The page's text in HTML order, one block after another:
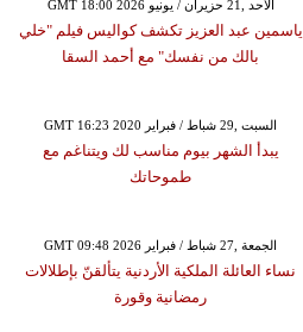
GMT 18:00 2026 الأحد ,21 حزيران / يونيو
ياسمين عبد العزيز تكشف كواليس فيلم "خلي
بالك من نفسك" مع أحمد السقا
GMT 16:23 2020 السبت ,29 شباط / فبراير
يبدأ الشهر بيوم مناسب لك ويتناغم مع
طموحاتك
GMT 09:48 2026 الجمعة ,27 شباط / فبراير
نساء العائلة الملكية الأردنية يتألقنّ بإطلالات
رمضانية وقورة